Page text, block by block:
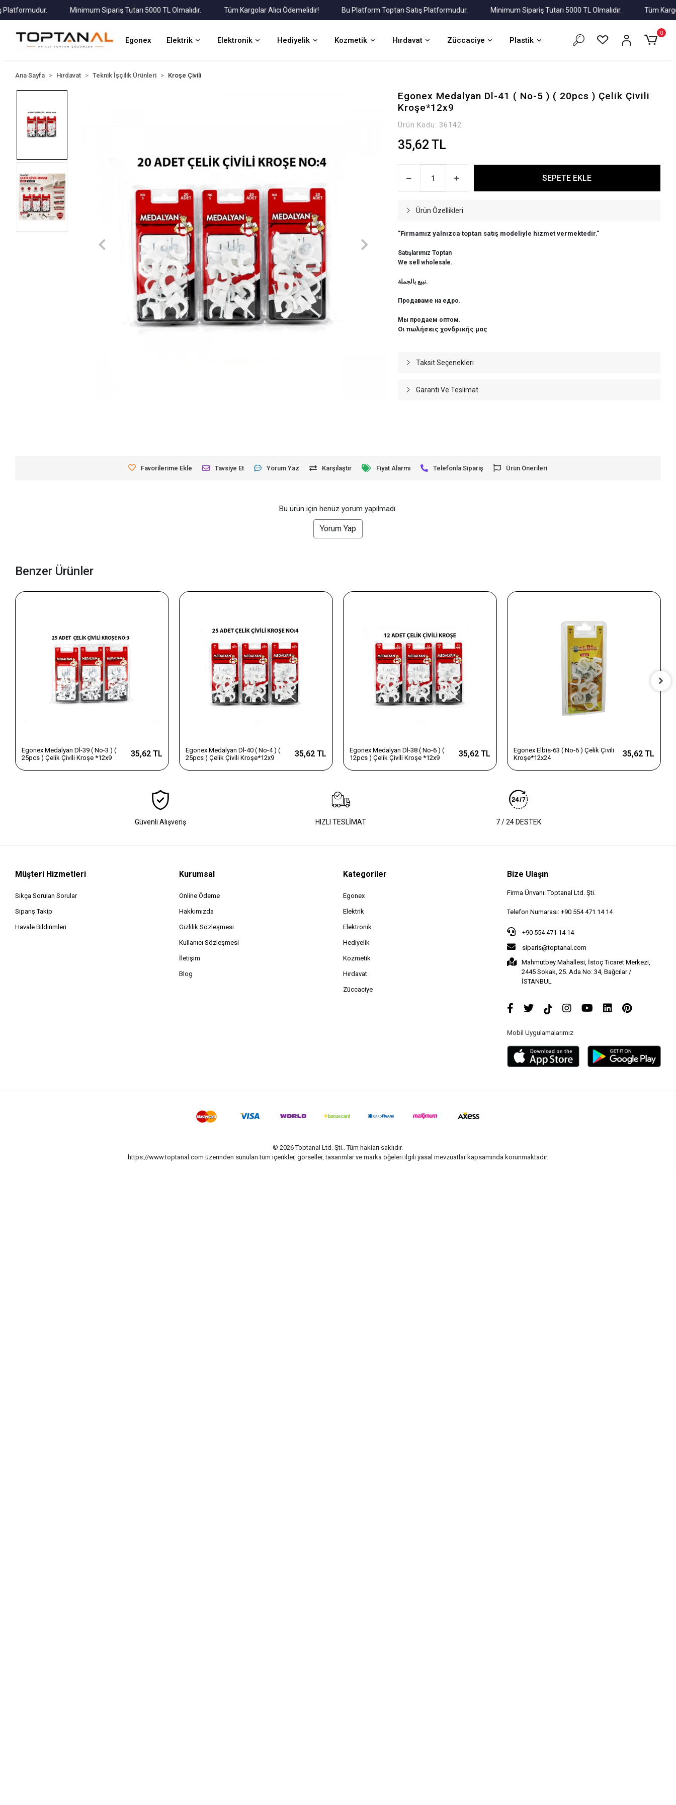
Minimum Sipariş Tutarı 5000 TL Olmalıdır. Tüm Kargolar Alıcı Ödemelidir! Bu Platform Toptan Satış Platformudur. Minimum Sipariş Tutarı 5000 TL Olmalıdır. Tüm Kargolar
Egonex Elektrik Elektronik Hediyelik Kozmetik Hırdavat Züccaciye Plastik
0
Ana Sayfa Hırdavat Teknik İşçilik Ürünleri Kroşe Çivili
Egonex Medalyan Dl-41 ( No-5 ) ( 20pcs ) Çelik Çivili
Kroşe*12x9
Ürün Kodu: 36142
35,62 TL
SEPETE EKLE
Ürün Özellikleri
"Firmamız yalnızca toptan satış modeliyle hizmet vermektedir."
Satışlarımız Toptan
We sell wholesale.
نبيع بالجملة.
Продаваме на едро.
Мы продаем оптом.
Οι πωλήσεις χονδρικής μας
Taksit Seçenekleri
Garanti Ve Teslimat
Favorilerime Ekle Tavsiye Et Yorum Yaz Karşılaştır Fiyat Alarmı Telefonla Sipariş Ürün Önerileri
Bu ürün için henüz yorum yapılmadı.
Yorum Yap
Benzer Ürünler
Egonex Medalyan Dl-39 ( No-3 ) (
25pcs ) Çelik Çivili Kroşe *12x9
35,62 TL
Egonex Medalyan Dl-40 ( No-4 ) (
25pcs ) Çelik Çivili Kroşe*12x9
35,62 TL
Egonex Medalyan Dl-38 ( No-6 ) (
12pcs ) Çelik Çivili Kroşe *12x9
35,62 TL
Egonex Elbis-63 ( No-6 ) Çelik Çivili
Kroşe*12x24
35,62 TL
Güvenli Alışveriş HIZLI TESLİMAT 7 / 24 DESTEK
Müşteri Hizmetleri
Sıkça Sorulan Sorular
Sipariş Takip
Havale Bildirimleri
Kurumsal
Online Ödeme
Hakkımızda
Gizlilik Sözleşmesi
Kullanıcı Sözleşmesi
İletişim
Blog
Kategoriler
Egonex
Elektrik
Elektronik
Hediyelik
Kozmetik
Hırdavat
Züccaciye
Bize Ulaşın
Firma Ünvanı: Toptanal Ltd. Şti.
Telefon Numarası: +90 554 471 14 14
+90 554 471 14 14
siparis@toptanal.com
Mahmutbey Mahallesi, İstoç Ticaret Merkezi,
2445 Sokak, 25. Ada No: 34, Bağcılar /
İSTANBUL
Mobil Uygulamalarımız
© 2026 Toptanal Ltd. Şti.. Tüm hakları saklıdır.
https://www.toptanal.com üzerinden sunulan tüm içerikler, görseller, tasarımlar ve marka öğeleri ilgili yasal mevzuatlar kapsamında korunmaktadır.